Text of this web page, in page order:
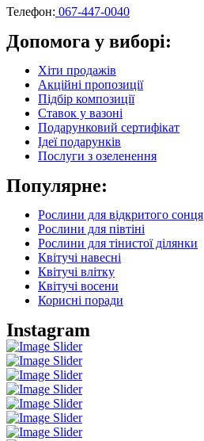
Телефон: 067-447-0040
Допомога у виборі:
Хіти продажів
Акційні пропозиції
Підбір композиції
Ставок у вазоні
Подарунковий сертифікат
Ідеї подарунків
Послуги з озеленення
Популярне:
Рослини для відкритого сонця
Рослини для півтіні
Рослини для тінистої ділянки
Квітучі навесні
Квітучі влітку
Квітучі восени
Корисні поради
Instagram